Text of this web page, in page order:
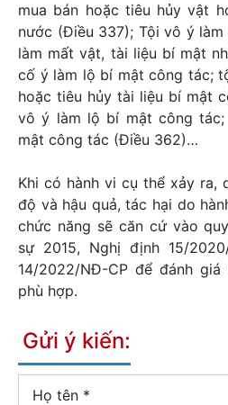
mua bán hoặc tiêu hủy vật
nước (Điều 337); Tội vô ý
làm mất vật, tài liệu bí mật
cố ý làm lộ bí mật công tác;
hoặc tiêu hủy tài liệu bí mật
vô ý làm lộ bí mật công
mật công tác (Điều 362)…
Khi có hành vi cụ thể xảy ra,
độ và hậu quả, tác hại do
chức năng sẽ căn cứ vào
sự 2015, Nghị định 15/
14/2022/NĐ-CP để đánh
phù hợp.
Gửi ý kiến:
Họ tên *